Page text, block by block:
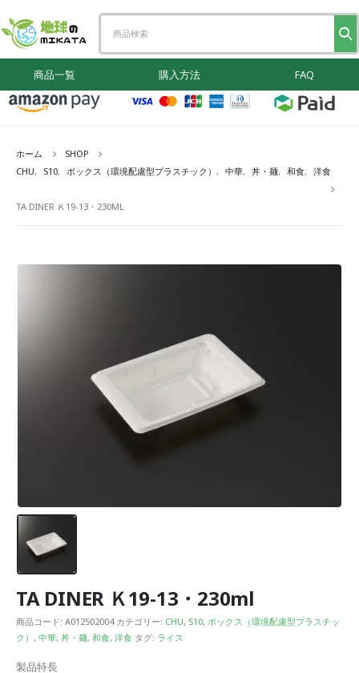
商品一覧 購入方法 FAQ
ホーム
SHOP
CHU, S10, ボックス（環境配慮型プラスチック） , 中華, 丼・麺, 和食, 洋食
TA DINER Ｋ19-13・230ML
TA DINER Ｋ19-13・230ml
商品コード: A012502004 カテゴリー: CHU, S10, ボックス（環境配慮型プラスチッ
ク） , 中華, 丼・麺, 和食, 洋食 タグ: ライス
製品特長